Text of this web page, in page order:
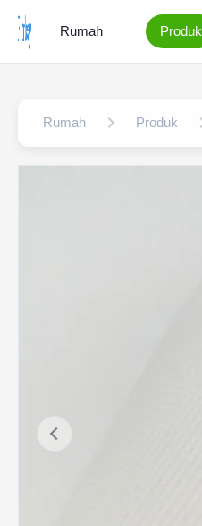
Rumah Produk
Rumah Produk